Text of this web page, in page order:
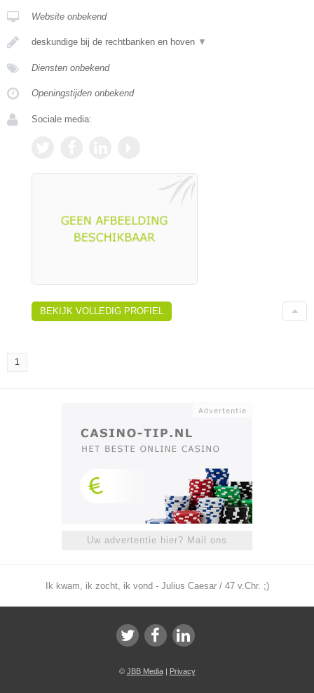
Website onbekend
deskundige bij de rechtbanken en hoven ▼
Diensten onbekend
Openingstijden onbekend
Sociale media:
BEKIJK VOLLEDIG PROFIEL
1
Uw advertentie hier? Mail ons
Ik kwam, ik zocht, ik vond - Julius Caesar / 47 v.Chr. ;)
© JBB Media| Privacy